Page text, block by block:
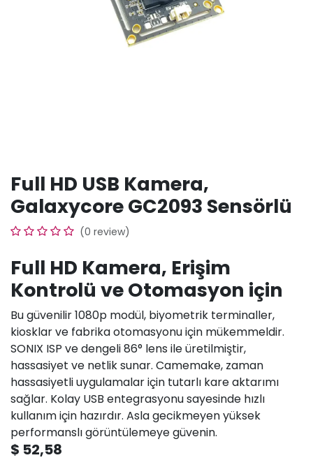
Full HD USB Kamera,
Galaxycore GC2093 Sensörlü
(0 review)
Full HD Kamera, Erişim
Kontrolü ve Otomasyon için
Bu güvenilir 1080p modül, biyometrik terminaller,
kiosklar ve fabrika otomasyonu için mükemmeldir.
SONIX ISP ve dengeli 86° lens ile üretilmiştir,
hassasiyet ve netlik sunar. Camemake, zaman
hassasiyetli uygulamalar için tutarlı kare aktarımı
sağlar. Kolay USB entegrasyonu sayesinde hızlı
kullanım için hazırdır. Asla gecikmeyen yüksek
performanslı görüntülemeye güvenin.
$ 52,58